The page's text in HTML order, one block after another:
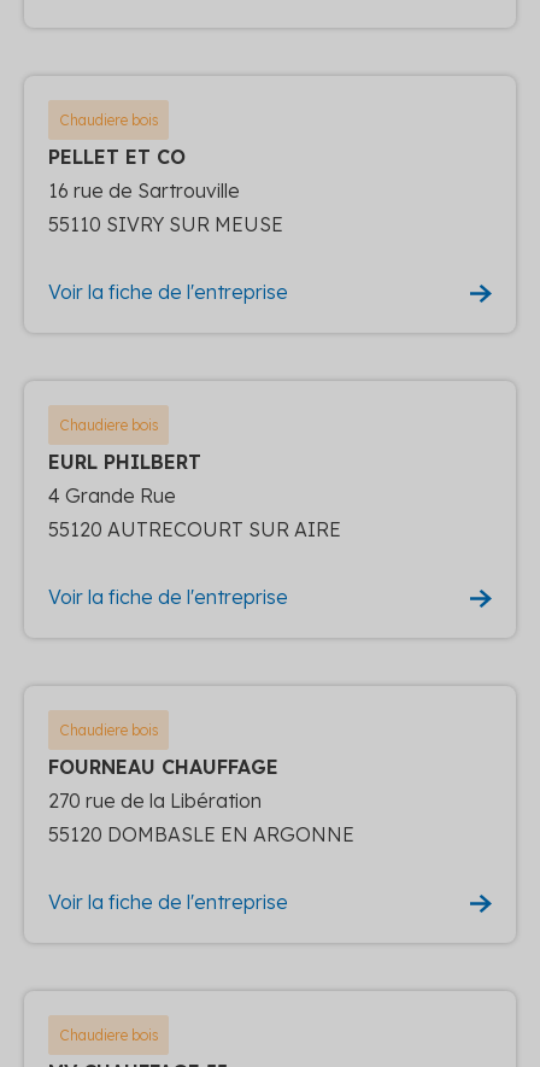
Chaudiere bois
PELLET ET CO
16 rue de Sartrouville
55110 SIVRY SUR MEUSE
Voir la fiche de l'entreprise
Chaudiere bois
EURL PHILBERT
4 Grande Rue
55120 AUTRECOURT SUR AIRE
Voir la fiche de l'entreprise
Chaudiere bois
FOURNEAU CHAUFFAGE
270 rue de la Libération
55120 DOMBASLE EN ARGONNE
Voir la fiche de l'entreprise
Chaudiere bois